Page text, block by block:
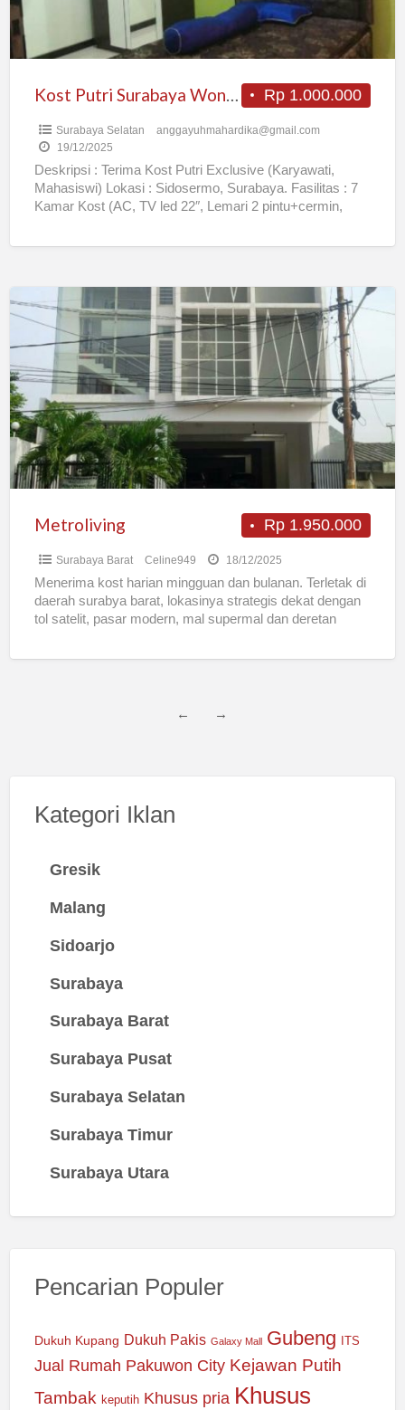
Rp 1.000.000
Kost Putri Surabaya Wonocolo
Surabaya Selatan
anggayuhmahardika@gmail.com
19/12/2025
Deskripsi : Terima Kost Putri Exclusive (Karyawati,
Mahasiswi) Lokasi : Sidosermo, Surabaya. Fasilitas : 7
Kamar Kost (AC, TV led 22″, Lemari 2 pintu+cermin,
Metroliving
Rp 1.950.000
Metroliving
Surabaya Barat Celine949 18/12/2025
Menerima kost harian mingguan dan bulanan. Terletak di
daerah surabya barat, lokasinya strategis dekat dengan
tol satelit, pasar modern, mal supermal dan deretan
← →
Kategori Iklan
Gresik
Malang
Sidoarjo
Surabaya
Surabaya Barat
Surabaya Pusat
Surabaya Selatan
Surabaya Timur
Surabaya Utara
Pencarian Populer
Dukuh Kupang Dukuh Pakis Galaxy Mall Gubeng ITS
Jual Rumah Pakuwon City Kejawan Putih
Tambak keputih Khusus pria Khusus